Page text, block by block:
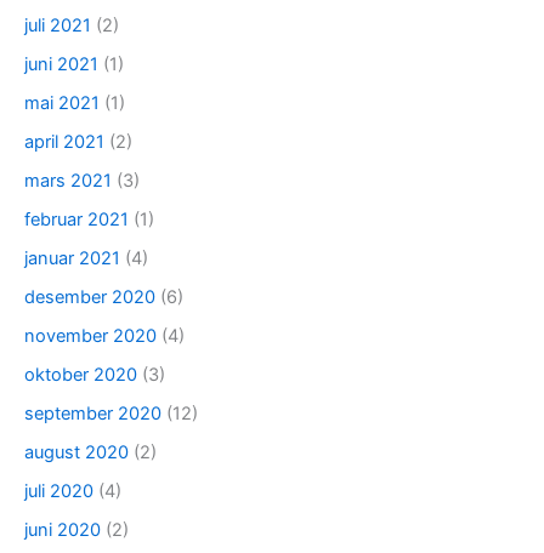
juli 2021 (2)
juni 2021 (1)
mai 2021 (1)
april 2021 (2)
mars 2021 (3)
februar 2021 (1)
januar 2021 (4)
desember 2020 (6)
november 2020 (4)
oktober 2020 (3)
september 2020 (12)
august 2020 (2)
juli 2020 (4)
juni 2020 (2)